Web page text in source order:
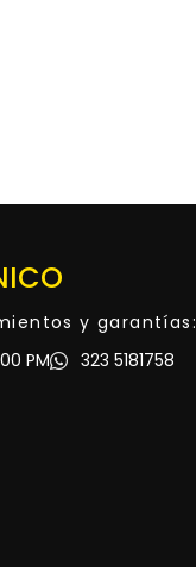
y garantías:
PM
323 5181758